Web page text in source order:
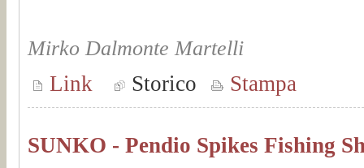
Mirko Dalmonte Martelli
Link Storico Stampa
SUNKO - Pendio Spikes Fishing